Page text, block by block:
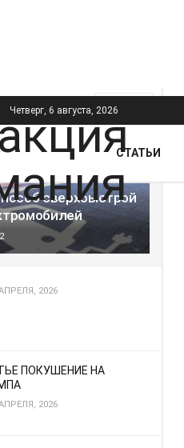
сверхбыстрой
2026
ПОКУШЕНИЕ НА
2026
Четверг, 6 августа, 2026
СТАТЬИ